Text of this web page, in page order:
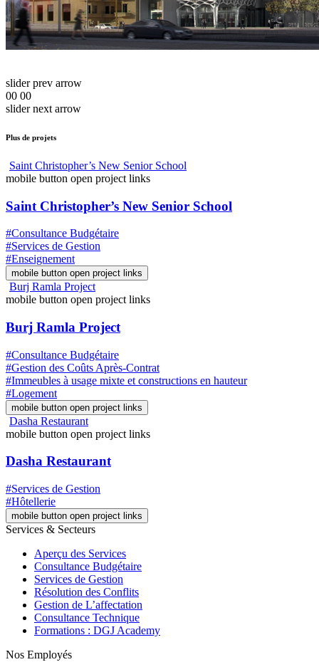
slider prev arrow
00 00
slider next arrow
Plus de projets
Saint Christopher’s New Senior School
mobile button open project links
Saint Christopher’s New Senior School
#Consultance Budgétaire
#Services de Gestion
#Enseignement
mobile button open project links
Burj Ramla Project
mobile button open project links
Burj Ramla Project
#Consultance Budgétaire
#Gestion des Coûts Après-Contrat
#Immeubles à usage mixte et constructions en hauteur
#Logement
mobile button open project links
Dasha Restaurant
mobile button open project links
Dasha Restaurant
#Services de Gestion
#Hôtellerie
mobile button open project links
Services & Secteurs
Aperçu des Services
Consultance Budgétaire
Services de Gestion
Résolution des Conflits
Gestion de L’affectation
Consultance Technique
Formations : DGJ Academy
Nos Employés